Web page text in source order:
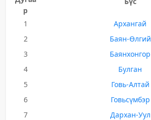
р
1
Архангай
2
Баян-Өлгий
3
Баянхонгор
4
Булган
5
Говь-Алтай
6
Говьсүмбэр
7
Дархан-Уул